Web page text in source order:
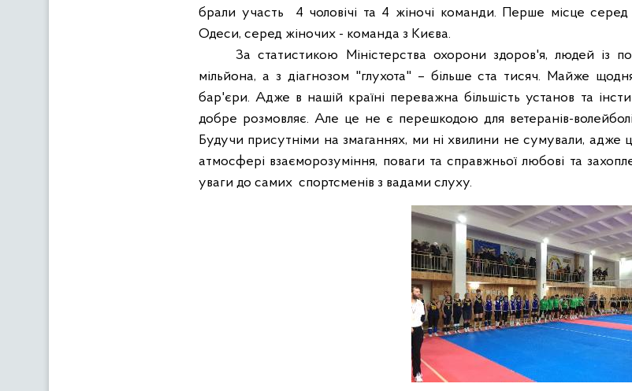
брали участь
4 чоловічі та 4 жіночі команди. Перше місце
Одеси, серед жіночих - команда з Києва.
За статистикою Міністерства охорони здоров'я, людей із
мільйона, а з діагнозом "глухота" – більше ста тисяч. Майже
бар'єри. Адже в нашій країні переважна більшість установ та
добре розмовляє. Але це не є перешкодою для ветеранів-
Будучи присутніми на змаганнях, ми ні хвилини не сумували, адже
атмосфері взаєморозуміння, поваги та справжньої любові та
уваги до самих спортсменів з вадами слуху.